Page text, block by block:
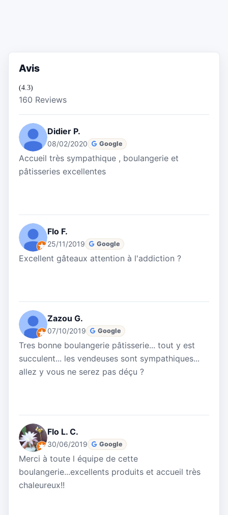
Avis
(4.3)
160 Reviews
Didier P.
08/02/2020 Google
Accueil très sympathique , boulangerie et
pâtisseries excellentes
Flo F.
25/11/2019 Google
Excellent gâteaux attention à l'addiction ?
Zazou G.
07/10/2019 Google
Tres bonne boulangerie pâtisserie... tout y est
succulent... les vendeuses sont sympathiques...
allez y vous ne serez pas déçu ?
Flo L. C.
30/06/2019 Google
Merci à toute l équipe de cette
boulangerie...excellents produits et accueil très
chaleureux!!